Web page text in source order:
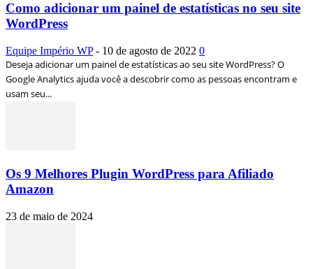
Como adicionar um painel de estatísticas no seu site
WordPress
Equipe Império WP - 10 de agosto de 2022 0
Deseja adicionar um painel de estatísticas ao seu site WordPress? O
Google Analytics ajuda você a descobrir como as pessoas encontram e
usam seu...
Os 9 Melhores Plugin WordPress para Afiliado
Amazon
23 de maio de 2024